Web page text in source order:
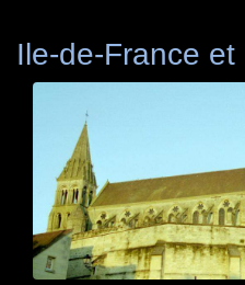
Ile-de-France et